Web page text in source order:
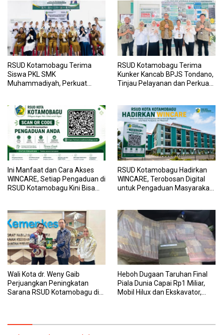
RSUD Kotamobagu Terima
Siswa PKL SMK
Muhammadiyah, Perkuat
RSUD Kotamobagu Terima
Kunker Kancab BPJS Tondano,
Tinjau Pelayanan dan Perkuat
Ini Manfaat dan Cara Akses
WINCARE, Setiap Pengaduan di
RSUD Kotamobagu Kini Bisa
RSUD Kotamobagu Hadirkan
WINCARE, Terobosan Digital
untuk Pengaduan Masyarakat
Wali Kota dr. Weny Gaib
Perjuangkan Peningkatan
Sarana RSUD Kotamobagu di
Heboh Dugaan Taruhan Final
Piala Dunia Capai Rp1 Miliar,
Mobil Hilux dan Ekskavator,